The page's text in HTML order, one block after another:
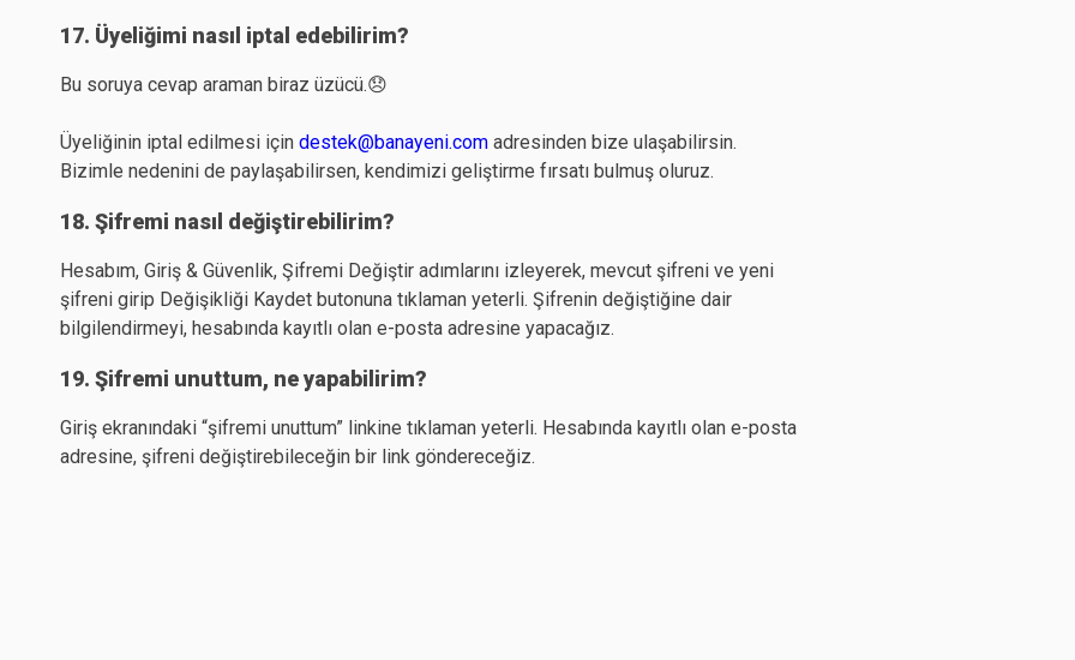
17. Üyeliğimi nasıl iptal edebilirim?
Bu soruya cevap araman biraz üzücü.😞
Üyeliğinin iptal edilmesi için destek@banayeni.com adresinden bize ulaşabilirsin.
Bizimle nedenini de paylaşabilirsen, kendimizi geliştirme fırsatı bulmuş oluruz.
18. Şifremi nasıl değiştirebilirim?
Hesabım, Giriş & Güvenlik, Şifremi Değiştir adımlarını izleyerek, mevcut şifreni ve yeni
şifreni girip Değişikliği Kaydet butonuna tıklaman yeterli. Şifrenin değiştiğine dair
bilgilendirmeyi, hesabında kayıtlı olan e-posta adresine yapacağız.
19. Şifremi unuttum, ne yapabilirim?
Giriş ekranındaki “şifremi unuttum” linkine tıklaman yeterli. Hesabında kayıtlı olan e-posta
adresine, şifreni değiştirebileceğin bir link göndereceğiz.